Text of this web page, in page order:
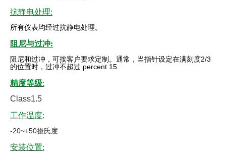
抗静电处理:
所有仪表均经过抗静电处理。
阻尼与过冲:
阻尼和过冲，可按客户要求定制。通常，当指针设定在满刻度2/3
的位置时，过冲不超过 percent 15.
精度等级:
Class1.5
工作温度:
-20~+50摄氏度
安装位置: